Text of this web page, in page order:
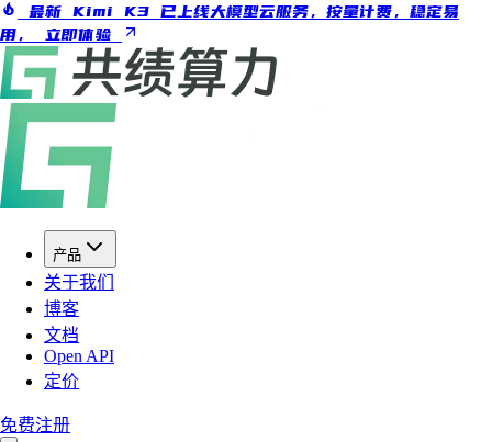
最新 Kimi K3 已上线大模型云服务，按量计费，稳定易
用， 立即体验
产品
关于我们
博客
文档
Open API
定价
免费注册